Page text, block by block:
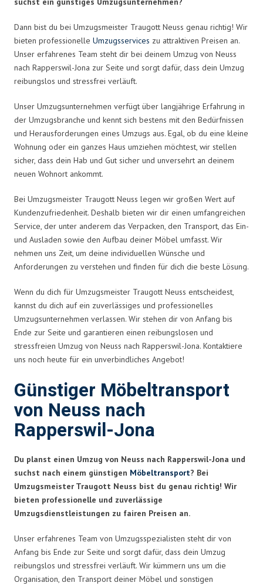
Dann bist du bei Umzugsmeister Traugott Neuss genau richtig! Wir
bieten professionelle Umzugsservices zu attraktiven Preisen an.
Unser erfahrenes Team steht dir bei deinem Umzug von Neuss
nach Rapperswil-Jona zur Seite und sorgt dafür, dass dein Umzug
reibungslos und stressfrei verläuft.
Unser Umzugsunternehmen verfügt über langjährige Erfahrung in
der Umzugsbranche und kennt sich bestens mit den Bedürfnissen
und Herausforderungen eines Umzugs aus. Egal, ob du eine kleine
Wohnung oder ein ganzes Haus umziehen möchtest, wir stellen
sicher, dass dein Hab und Gut sicher und unversehrt an deinem
neuen Wohnort ankommt.
Bei Umzugsmeister Traugott Neuss legen wir großen Wert auf
Kundenzufriedenheit. Deshalb bieten wir dir einen umfangreichen
Service, der unter anderem das Verpacken, den Transport, das Ein-
und Ausladen sowie den Aufbau deiner Möbel umfasst. Wir
nehmen uns Zeit, um deine individuellen Wünsche und
Anforderungen zu verstehen und finden für dich die beste Lösung.
Wenn du dich für Umzugsmeister Traugott Neuss entscheidest,
kannst du dich auf ein zuverlässiges und professionelles
Umzugsunternehmen verlassen. Wir stehen dir von Anfang bis
Ende zur Seite und garantieren einen reibungslosen und
stressfreien Umzug von Neuss nach Rapperswil-Jona. Kontaktiere
uns noch heute für ein unverbindliches Angebot!
Günstiger Möbeltransport
von Neuss nach
Rapperswil-Jona
Du planst einen Umzug von Neuss nach Rapperswil-Jona und
suchst nach einem günstigen Möbeltransport? Bei
Umzugsmeister Traugott Neuss bist du genau richtig! Wir
bieten professionelle und zuverlässige
Umzugsdienstleistungen zu fairen Preisen an.
Unser erfahrenes Team von Umzugsspezialisten steht dir von
Anfang bis Ende zur Seite und sorgt dafür, dass dein Umzug
reibungslos und stressfrei verläuft. Wir kümmern uns um die
Organisation, den Transport deiner Möbel und sonstigen